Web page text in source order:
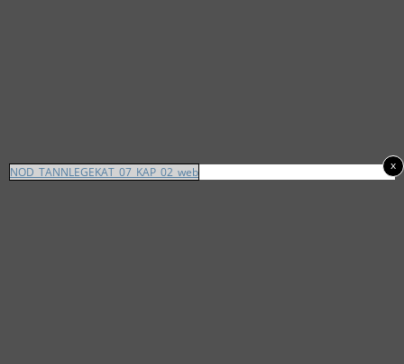
NOD_TANNLEGEKAT_07_KAP_02_web x